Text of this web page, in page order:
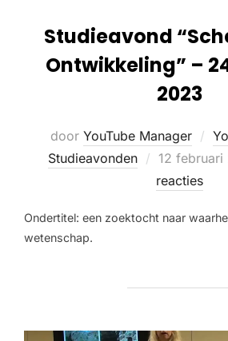
Studieavond
Ontwikkeling” –
2023
door YouTube Manager
Studieavonden
12 februari
reacties
Ondertitel: een zoektocht naar
wetenschap.